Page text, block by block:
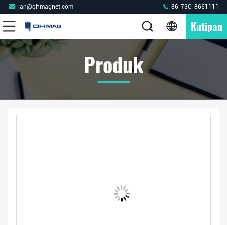
ian@qhmagnet.com 86-730-8661111
Kutipan
Produk